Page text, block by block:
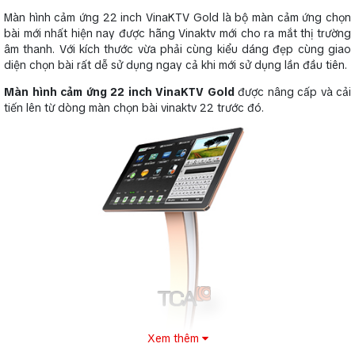
Màn hình cảm ứng 22 inch VinaKTV Gold là bộ màn cảm ứng chọn
bài mới nhất hiện nay được hãng Vinaktv mới cho ra mắt thị trường
âm thanh. Với kích thước vừa phải cùng kiểu dáng đẹp cùng giao
diện chọn bài rất dễ sử dụng ngay cả khi mới sử dụng lần đầu tiên.
Màn hình cảm ứng 22 inch VinaKTV Gold được nâng cấp và cải
tiến lên từ dòng màn chọn bài vinaktv 22 trước đó.
Xem thêm